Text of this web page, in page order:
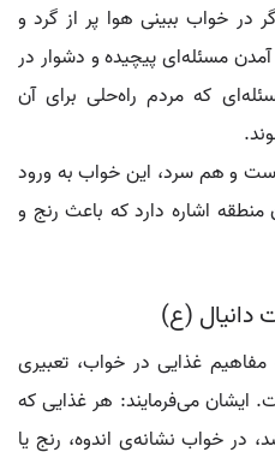
در خواب ببینی هوا پر از گرد و
مسئله‌ای پیچیده و دشوار در
که مردم راه‌حلی برای آن
و هم سرد، این خواب به ورود
منطقه اشاره دارد که باعث رنج و
دانیال (ع)
غذایی در خواب، تعبیری
ایشان می‌فرمایند: هر غذایی که
در خواب نشانه‌ی اندوه، رنج یا